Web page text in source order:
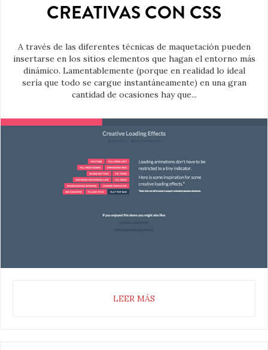
CREATIVAS CON CSS
A través de las diferentes técnicas de maquetación pueden
insertarse en los sitios elementos que hagan el entorno más
dinámico. Lamentablemente (porque en realidad lo ideal
sería que todo se cargue instantáneamente) en una gran
cantidad de ocasiones hay que...
LEER MÁS